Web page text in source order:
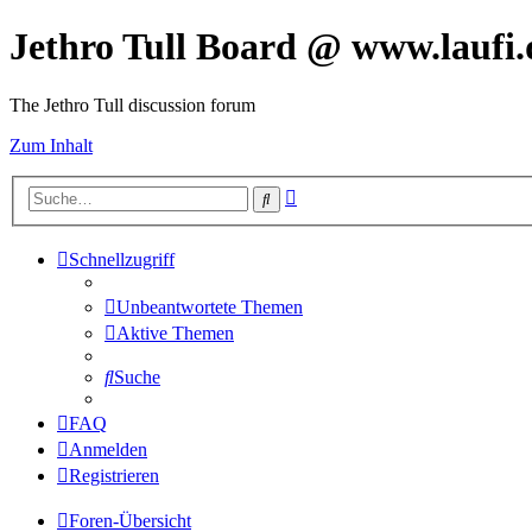
Jethro Tull Board @
The Jethro Tull discussion forum
Zum Inhalt
Suche
Schnellzugriff
Unbeantwortete Themen
Aktive Themen
Suche
FAQ
Anmelden
Registrieren
Foren-Übersicht